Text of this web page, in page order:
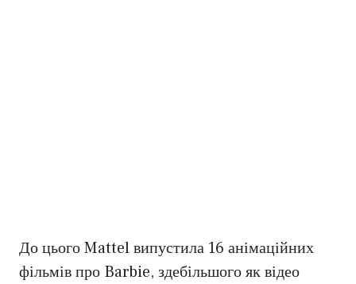
До цього Mattel випустила 16 анімаційних
фільмів про Barbie, здебільшого як відео